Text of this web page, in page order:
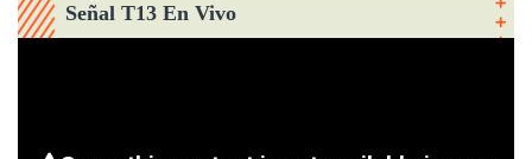
Señal T13 En Vivo